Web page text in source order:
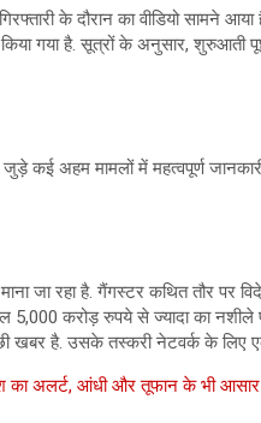
के दौरान का वीडियो सामने
किया गया है. सूत्रों के अनुसार, शुरुआती
कई अहम मामलों में महत्वपूर्ण
जा रहा है. गैंगस्टर कथित तौर पर
5,000 करोड़ रुपये से ज्यादा का नशीले
खबर है. उसके तस्करी नेटवर्क के लिए
का अलर्ट, आंधी और तूफान के भी आसार